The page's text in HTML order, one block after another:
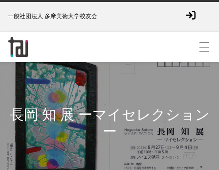
一般社団法人 多摩美術大学校友会
長岡 知 展 ーマイセレクション
ー